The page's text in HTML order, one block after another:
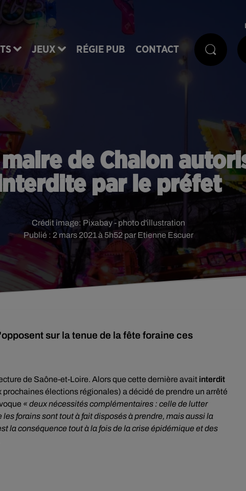
JEUX RÉGIE PUB CONTACT
de Chalon
par le préfet
Publié : 2 mars 2021 à 5h52 par Etienne Escuer
Crédit image: Pixabay - photo d'illustration
sur la tenue de la fête foraine ces
de Saône-et-Loire. Alors que cette dernière avait interdit
prochaines élections régionales) a décidé de prendre un arrêté
« deux nécessités complémentaires : celle de lutter
forains sont tout à fait disposés à prendre, mais aussi la
la conséquence tout à la fois de la crise épidémique et des